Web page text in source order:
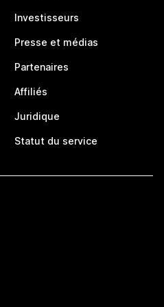
Investisseurs
Presse et médias
Partenaires
Affiliés
Juridique
Statut du service